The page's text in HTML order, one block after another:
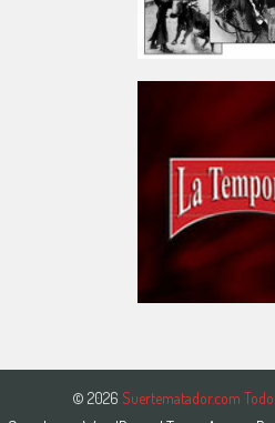
© 2026 Suertematador.com